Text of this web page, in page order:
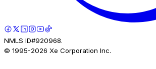
NMLS ID#920968.
© 1995-2026 Xe Corporation Inc.